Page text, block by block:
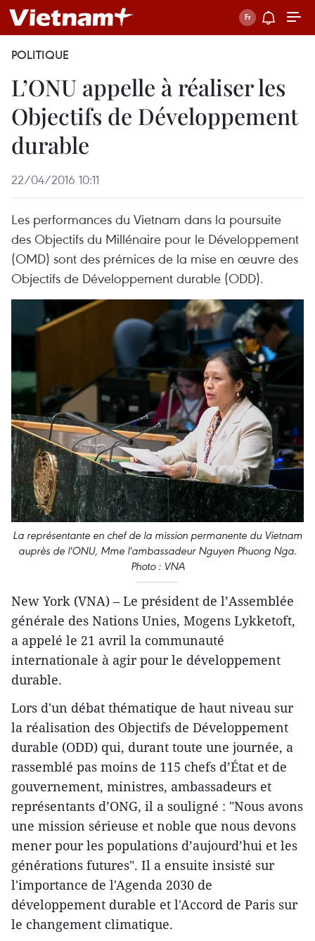
POLITIQUE
L’ONU appelle à réaliser les
Objectifs de Développement
durable
22/04/2016 10:11
Les performances du Vietnam dans la poursuite
des Objectifs du Millénaire pour le Développement
(OMD) sont des prémices de la mise en œuvre des
Objectifs de Développement durable (ODD).
La représentante en chef de la mission permanente du Vietnam
auprès de l'ONU, Mme l'ambassadeur Nguyen Phuong Nga.
Photo : VNA
New York (VNA) – Le président de l’Assemblée
générale des Nations Unies, Mogens Lykketoft,
a appelé le 21 avril la communauté
internationale à agir pour le développement
durable.
Lors d'un débat thématique de haut niveau sur
la réalisation des Objectifs de Développement
durable (ODD) qui, durant toute une journée, a
rassemblé pas moins de 115 chefs d’État et de
gouvernement, ministres, ambassadeurs et
représentants d’ONG, il a souligné : "Nous avons
une mission sérieuse et noble que nous devons
mener pour les populations d’aujourd’hui et les
générations futures". Il a ensuite insisté sur
l'importance de l'Agenda 2030 de
développement durable et l'Accord de Paris sur
le changement climatique.